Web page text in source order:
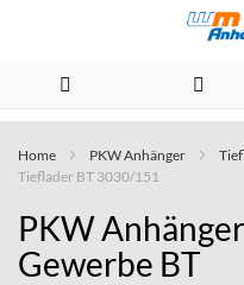
Direkt
zum
Inhalt
Home PKW Anhänger
Tieflader BT 3030/151
PKW
Gewerbe BT